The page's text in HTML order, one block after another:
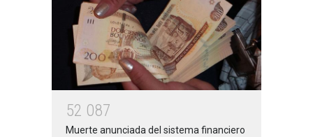
52 087
Muerte anunciada del sistema financiero